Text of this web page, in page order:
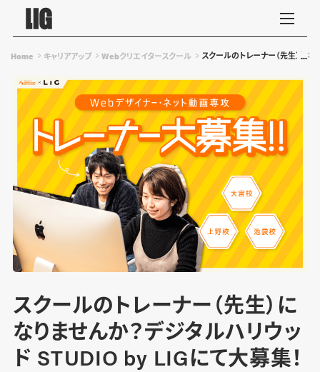
Home キャリアアップ Webクリエイタースクール スクールのトレーナー（先生）に
スクールのトレーナー（先生）に
なりませんか？デジタルハリウッ
ド STUDIO by LIGにて大募集！